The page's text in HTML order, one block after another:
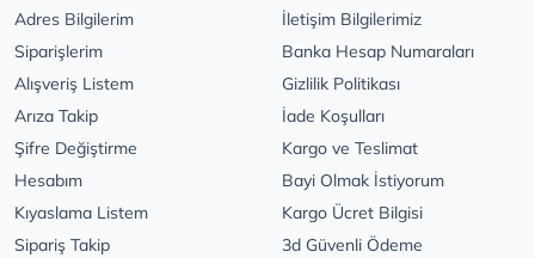
Adres Bilgilerim
Siparişlerim
Alışveriş Listem
Arıza Takip
Şifre Değiştirme
Hesabım
Kıyaslama Listem
Sipariş Takip
İletişim Bilgilerimiz
Banka Hesap Numaraları
Gizlilik Politikası
İade Koşulları
Kargo ve Teslimat
Bayi Olmak İstiyorum
Kargo Ücret Bilgisi
3d Güvenli Ödeme